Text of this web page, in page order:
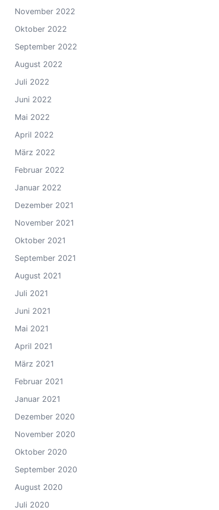
November 2022
Oktober 2022
September 2022
August 2022
Juli 2022
Juni 2022
Mai 2022
April 2022
März 2022
Februar 2022
Januar 2022
Dezember 2021
November 2021
Oktober 2021
September 2021
August 2021
Juli 2021
Juni 2021
Mai 2021
April 2021
März 2021
Februar 2021
Januar 2021
Dezember 2020
November 2020
Oktober 2020
September 2020
August 2020
Juli 2020